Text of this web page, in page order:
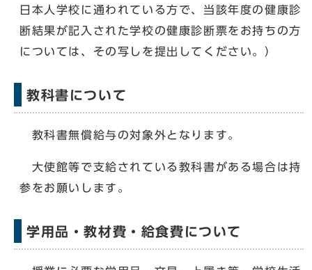
日本人学校に通われている方で、当該年度の健康診
断結果が記入された学校の健康診断票をお持ちの方
については、その写しを提出してください。）
教科書について
教科書無償給与の対象外となります。
大使館等で支給されている教科書がある場合は持
参をお願いします。
学用品・教材費・給食費について